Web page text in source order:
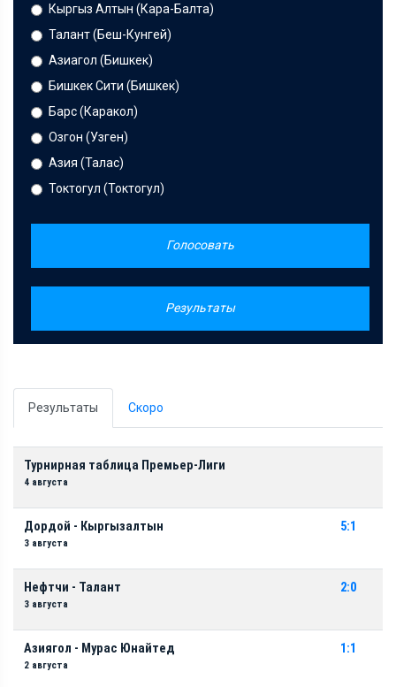
Кыргыз Алтын (Кара-Балта)
Талант (Беш-Кунгей)
Азиагол (Бишкек)
Бишкек Сити (Бишкек)
Барс (Каракол)
Озгон (Узген)
Азия (Талас)
Токтогул (Токтогул)
Голосовать
Результаты
Результаты Скоро
Турнирная таблица Премьер-Лиги
4 августа
Дордой - Кыргызалтын
3 августа
5:1
Нефтчи - Талант
3 августа
2:0
Азиягол - Мурас Юнайтед
2 августа
1:1